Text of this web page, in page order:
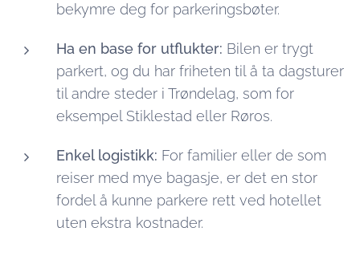
bekymre deg for parkeringsbøter.
Ha en base for utflukter: Bilen er trygt
parkert, og du har friheten til å ta dagsturer
til andre steder i Trøndelag, som for
eksempel Stiklestad eller Røros.
Enkel logistikk: For familier eller de som
reiser med mye bagasje, er det en stor
fordel å kunne parkere rett ved hotellet
uten ekstra kostnader.